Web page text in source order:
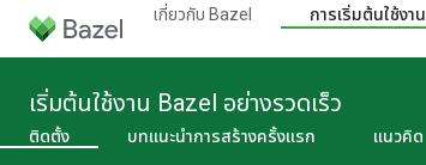
เกี่ยวกับ Bazel การเริ่มต้นใช้งาน
เริ่มต้นใช้งาน Bazel อย่างรวดเร็ว
ติดตั้ง บทแนะนําการสร้างครั้งแรก แนวคิด